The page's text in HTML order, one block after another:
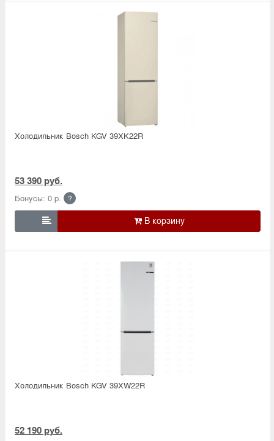
Холодильник Bosсh KGV 39XK22R
53 390 руб.
Бонусы: 0 р. ?

Холодильник Bosсh KGV 39XW22R
52 190 руб.